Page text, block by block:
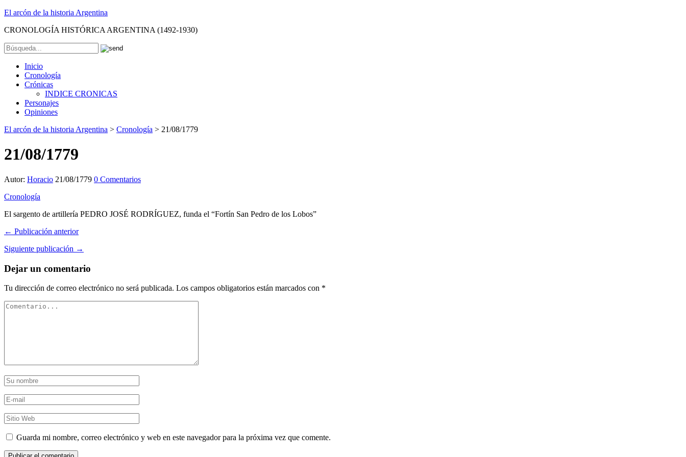
El arcón de la historia Argentina
CRONOLOGÍA HISTÓRICA ARGENTINA (1492-1930)
Inicio
Cronología
Crónicas
INDICE CRONICAS
Personajes
Opiniones
El arcón de la historia Argentina > Cronología > 21/08/1779
21/08/1779
Autor: Horacio 21/08/1779 0 Comentarios
Cronología
El sargento de artillería PEDRO JOSÉ RODRÍGUEZ, funda el “Fortín San Pedro de los Lobos”
← Publicación anterior
Siguiente publicación →
Dejar un comentario
Tu dirección de correo electrónico no será publicada. Los campos obligatorios están marcados con *
Guarda mi nombre, correo electrónico y web en este navegador para la próxima vez que comente.